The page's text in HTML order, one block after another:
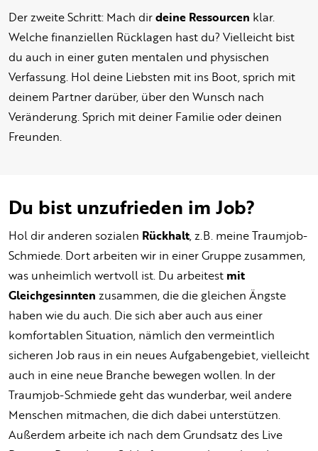
Der zweite Schritt: Mach dirdeine Ressourcen klar.
Welche finanziellen Rücklagen hast du? Vielleicht bist
du auch in einer guten mentalen und physischen
Verfassung. Hol deine Liebsten mit ins Boot, sprich mit
deinem Partner darüber, über den Wunsch nach
Veränderung. Sprich mit deiner Familie oder deinen
Freunden.
Du bist unzufrieden im Job?
Hol dir anderen sozialen Rückhalt , z.B. meine Traumjob-
Schmiede. Dort arbeiten wir in einer Gruppe zusammen,
was unheimlich wertvoll ist. Du arbeitest mit
Gleichgesinnten zusammen, die die gleichen Ängste
haben wie du auch. Die sich aber auch aus einer
komfortablen Situation, nämlich den vermeintlich
sicheren Job raus in ein neues Aufgabengebiet, vielleicht
auch in eine neue Branche bewegen wollen. In der
Traumjob-Schmiede geht das wunderbar, weil andere
Menschen mitmachen, die dich dabei unterstützen.
Außerdem arbeite ich nach dem Grundsatz des Live